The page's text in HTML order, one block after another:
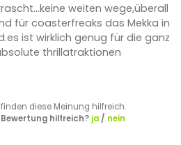
weiten wege,überall
für coasterfreaks das Mekka in
ist wirklich genug für die ganz
thrillatraktionen
finden diese Meinung hilfreich.
hilfreich? ja/ nein